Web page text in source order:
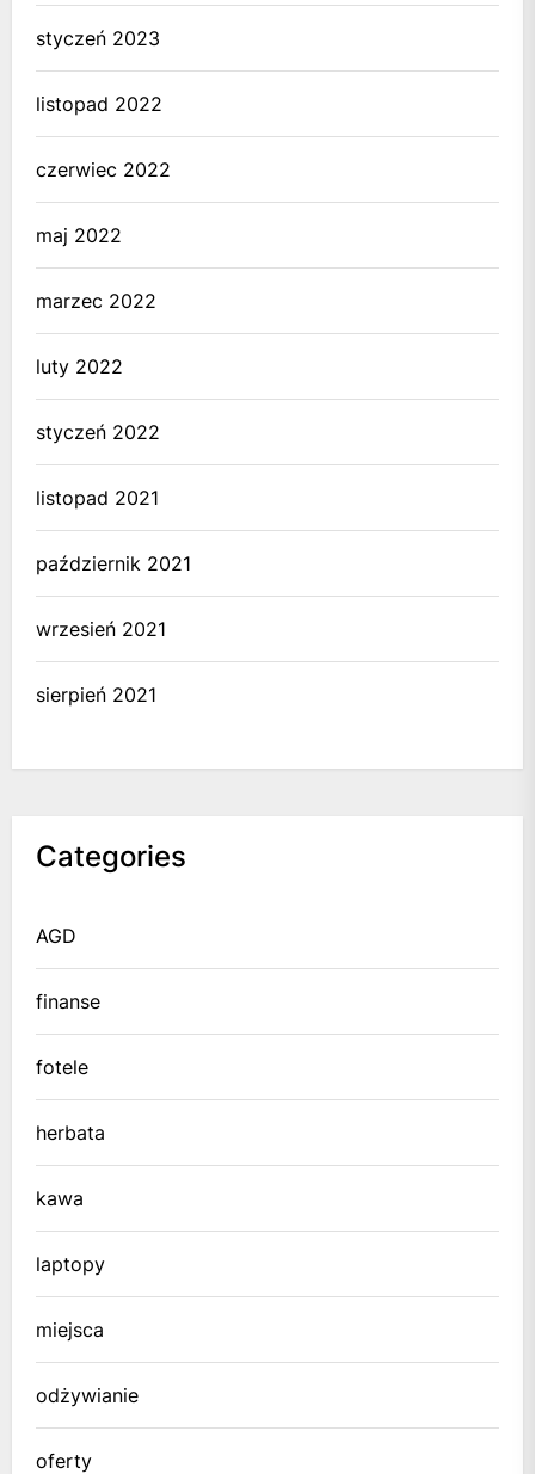
styczeń 2023
listopad 2022
czerwiec 2022
maj 2022
marzec 2022
luty 2022
styczeń 2022
listopad 2021
październik 2021
wrzesień 2021
sierpień 2021
Categories
AGD
finanse
fotele
herbata
kawa
laptopy
miejsca
odżywianie
oferty